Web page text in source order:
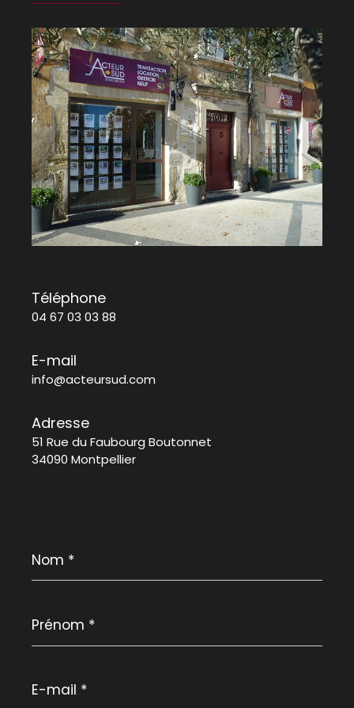
Téléphone
04 67 03 03 88
E-mail
info@acteursud.com
Adresse
51 Rue du Faubourg Boutonnet
34090 Montpellier
*
*
mail
*